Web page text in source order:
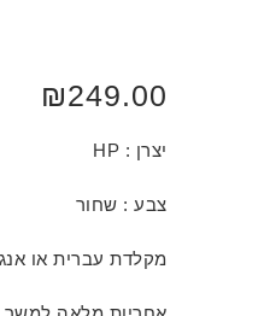
₪249.00
יצרן : HP
צבע : שחור
מקלדת עברית או